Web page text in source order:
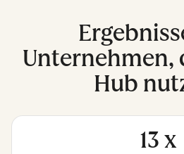
Unternehmen,
Hub
13 x